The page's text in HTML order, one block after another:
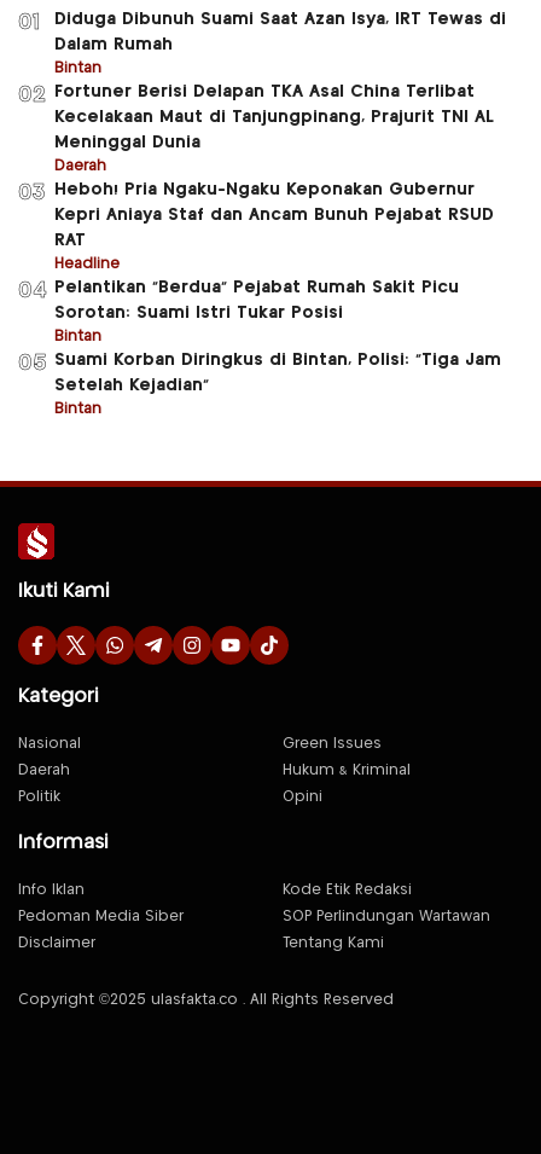
01
Diduga Dibunuh Suami Saat Azan Isya, IRT Tewas di
Dalam Rumah
Bintan
02
Fortuner Berisi Delapan TKA Asal China Terlibat
Kecelakaan Maut di Tanjungpinang, Prajurit TNI AL
Meninggal Dunia
Daerah
03
Heboh! Pria Ngaku-Ngaku Keponakan Gubernur
Kepri Aniaya Staf dan Ancam Bunuh Pejabat RSUD
RAT
Headline
04
Pelantikan “Berdua” Pejabat Rumah Sakit Picu
Sorotan: Suami Istri Tukar Posisi
Bintan
05 Suami Korban Diringkus di Bintan, Polisi: “Tiga Jam
Setelah Kejadian”
Bintan
Ikuti Kami
Kategori
Nasional
Green Issues
Daerah
Hukum & Kriminal
Politik
Opini
Informasi
Info Iklan
Kode Etik Redaksi
Pedoman Media Siber
SOP Perlindungan Wartawan
Disclaimer
Tentang Kami
Copyright ©2025 ulasfakta.co . All Rights Reserved